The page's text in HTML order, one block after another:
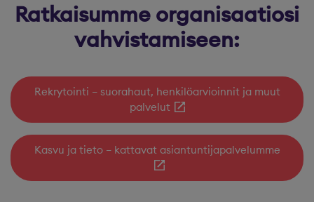
Ratkaisumme organisaatiosi
vahvistamiseen:
Rekrytointi – suorahaut, henkilöarvioinnit ja muut
palvelut
Kasvu ja tieto – kattavat asiantuntijapalvelumme